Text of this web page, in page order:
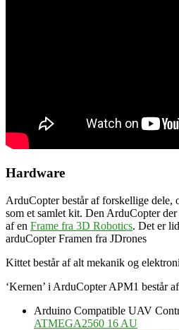
Hardware
ArduCopter består af forskellige dele,
som et samlet kit. Den ArduCopter
af en Frame fra 3D Robotics. Det er
arduCopter Framen fra JDrones
Kittet består af alt mekanik og
‘Kernen’ i ArduCopter APM1 består
Arduino Compatible UAV
ATMEGA2560 16 AU